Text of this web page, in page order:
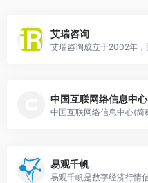
艾瑞咨询
中国互联网络信息中心
易观千帆